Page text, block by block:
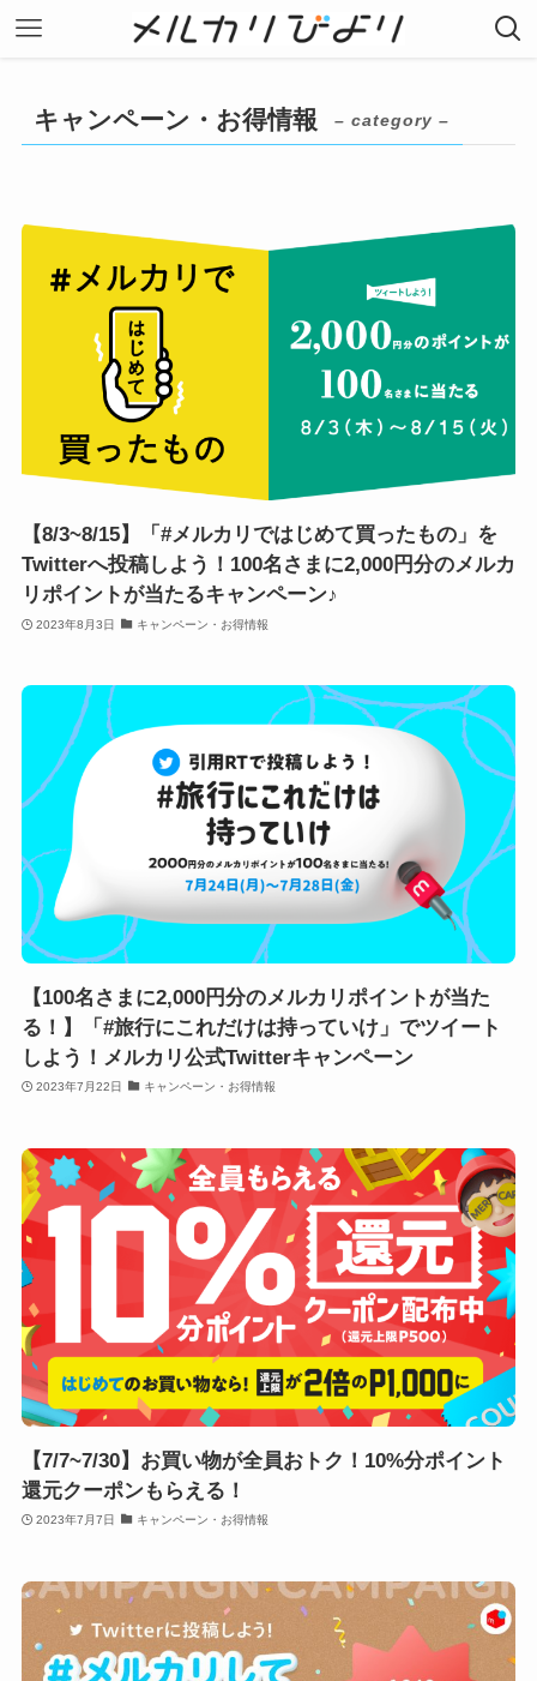
キャンペーン・お得情報 – category –
【8/3~8/15】「#メルカリではじめて買ったもの」を
Twitterへ投稿しよう！100名さまに2,000円分のメルカ
リポイントが当たるキャンペーン♪
2023年8月3日 キャンペーン・お得情報
【100名さまに2,000円分のメルカリポイントが当た
る！】「#旅行にこれだけは持っていけ」でツイート
しよう！メルカリ公式Twitterキャンペーン
2023年7月22日 キャンペーン・お得情報
【7/7~7/30】お買い物が全員おトク！10%分ポイント
還元クーポンもらえる！
2023年7月7日 キャンペーン・お得情報